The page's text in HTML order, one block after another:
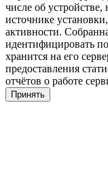
числе об
источнике
активности.
идентифицировать
хранится на его
предоставления
отчётов о работе
Принять